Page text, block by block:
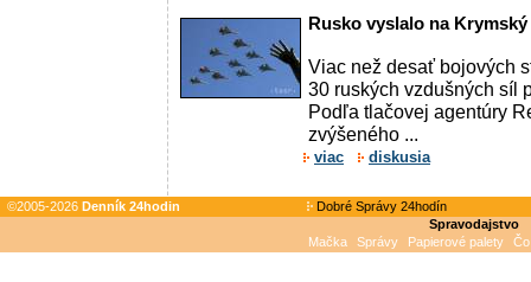
Rusko vyslalo na
Viac než desať bojových
30 ruských vzdušných síl
Podľa tlačovej agentúry
zvýšeného ...
viac diskusia
©2005-2026 Denník 24hodin
Dobré Správy 24hodín
Spravodajstvo
Mačka
Správy Papierové palety